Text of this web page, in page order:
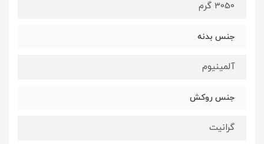
3050 گرم
جنس بدنه
آلمینیوم
جنس روکش
گرانیت